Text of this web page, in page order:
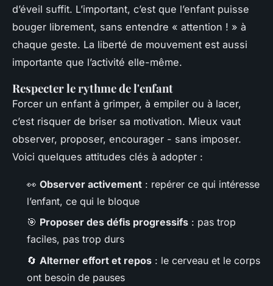
d’éveil suffit. L’important, c’est que l’enfant puisse
bouger librement, sans entendre « attention ! » à
chaque geste. La liberté de mouvement est aussi
importante que l’activité elle-même.
Respecter le rythme de l'enfant
Forcer un enfant à grimper, à empiler ou à lacer,
c’est risquer de briser sa motivation. Mieux vaut
observer, proposer, encourager - sans imposer.
Voici quelques attitudes clés à adopter :
👀 Observer activement : repérer ce qui intéresse
l’enfant, ce qui le bloque
🎯 Proposer des défis progressifs : pas trop
faciles, pas trop durs
🔄 Alterner effort et repos : le cerveau et le corps
ont besoin de pauses